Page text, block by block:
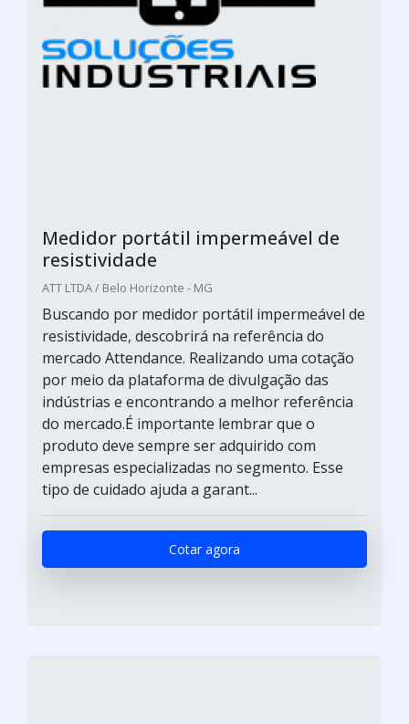
Medidor portátil impermeável de
resistividade
ATT LTDA / Belo Horizonte - MG
Buscando por medidor portátil impermeável de
resistividade, descobrirá na referência do
mercado Attendance. Realizando uma cotação
por meio da plataforma de divulgação das
indústrias e encontrando a melhor referência
do mercado.É importante lembrar que o
produto deve sempre ser adquirido com
empresas especializadas no segmento. Esse
tipo de cuidado ajuda a garant...
Cotar agora